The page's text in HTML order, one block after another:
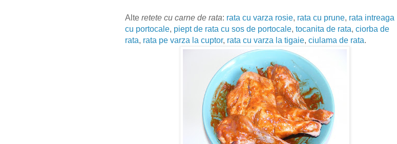
Alte retete cu carne de rata: rata cu varza rosie, rata cu prune, rata intreaga
cu portocale, piept de rata cu sos de portocale, tocanita de rata, ciorba de
rata, rata pe varza la cuptor, rata cu varza la tigaie, ciulama de rata.